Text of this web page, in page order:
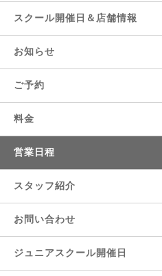
スクール開催日＆店舗情報
お知らせ
ご予約
料金
営業日程
スタッフ紹介
お問い合わせ
ジュニアスクール開催日